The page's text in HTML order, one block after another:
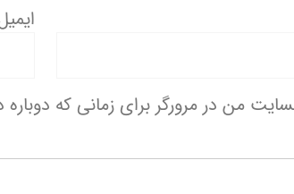
من در مرورگر برای زمانی که